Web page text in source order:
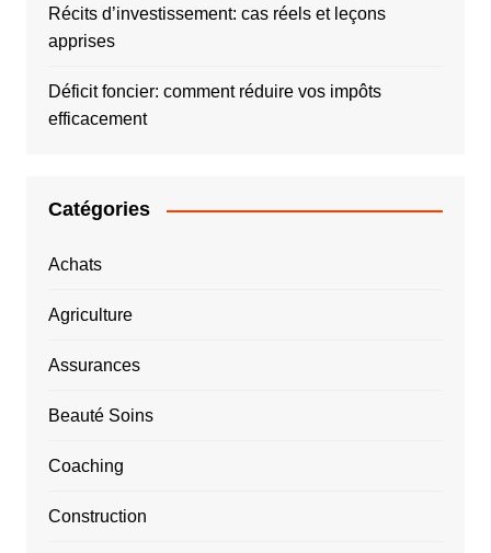
Récits d’investissement: cas réels et leçons
apprises
Déficit foncier: comment réduire vos impôts
efficacement
Catégories
Achats
Agriculture
Assurances
Beauté Soins
Coaching
Construction